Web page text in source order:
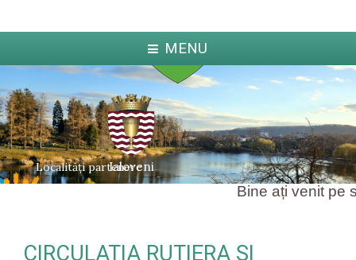
MENU
Localități partenere
Ialoveni
Bine ați venit pe
CIRCULATIA RUTIERA SI